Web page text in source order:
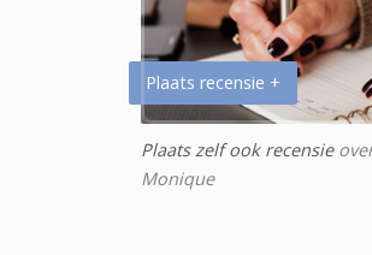
Plaats recensie +
Plaats zelf ook recensie
Monique